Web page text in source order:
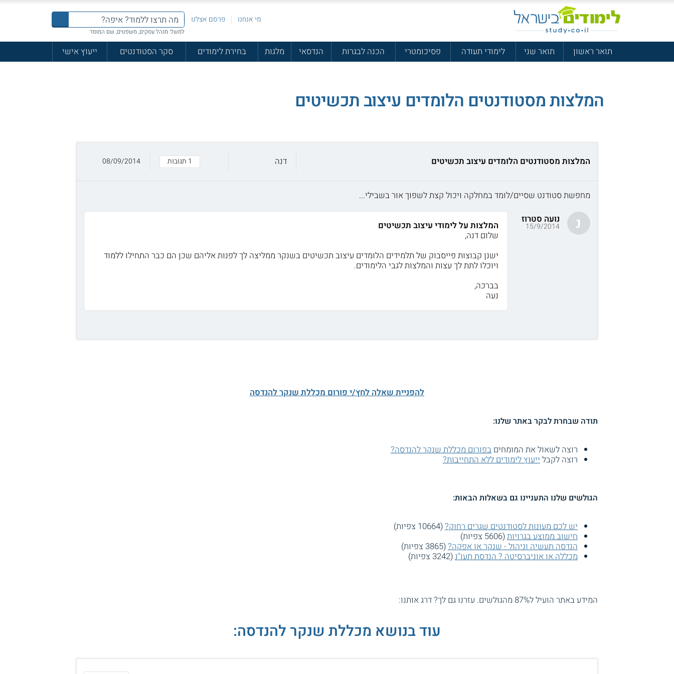
מי אנחנו פרסם אצלנו
למשל: מנהל עסקים, משפטים, שם המוסד
תואר ראשון תואר שני לימודי תעודה פסיכומטרי הכנה לבגרות הנדסאי מלגות בחירת לימודים סקר הסטודנטים ייעוץ אישי
המלצות מסטודנטים הלומדים עיצוב תכשיטים
המלצות מסטודנטים הלומדים עיצוב תכשיטים דנה 1 תגובות 08/09/2014
מחפשת סטודנט שסיים/לומד במחלקה ויכול קצת לשפוך אור בשבילי...
נ נועה סטרוז
15/9/2014
המלצות על לימודי עיצוב תכשיטים
שלום דנה,
ישנן קבוצות פייסבוק של תלמידים הלומדים עיצוב תכשיטים בשנקר ממליצה לך לפנות אליהם שכן הם כבר התחילו ללמוד
ויוכלו לתת לך עצות והמלצות לגבי הלימודים.
בברכה,
נעה
להפניית שאלה לחץ/י פורום מכללת שנקר להנדסה
תודה שבחרת לבקר באתר שלנו:
רוצה לשאול את המומחיםבפורום מכללת שנקר להנדסה?
רוצה לקבל ייעוץ לימודים ללא התחייבות?
הגולשים שלנו התעניינו גם בשאלות הבאות:
יש לכם מעונות לסטודנטים שגרים רחוק?(10664 צפיות)
חישוב ממוצע בגרויות(5606 צפיות)
הנדסה תעשיה וניהול - שנקר או אפקה?(3865 צפיות)
מכללה או אוניברסיטה ? הנדסת תעו"נ(3242 צפיות)
המידע באתר הועיל ל87% מהגולשים. עזרנו גם לך? דרג אותנו:
עוד בנושא מכללת שנקר להנדסה: